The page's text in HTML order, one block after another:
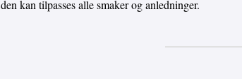
den kan tilpasses alle smaker og anledninger.